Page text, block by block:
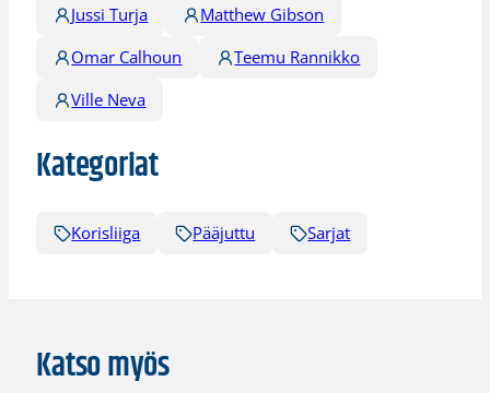
Jussi Turja
Matthew Gibson
Omar Calhoun
Teemu Rannikko
Ville Neva
Kategoriat
Korisliiga Pääjuttu Sarjat
Katso myös